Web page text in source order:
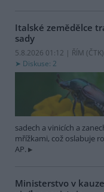
Italské zemědělce
sady
5.8.2026 01:12 | ŘÍM (ČTK)
Diskuse: 2
sadech a vinicích a
mřížkami, což oslabuje
AP.
Ministerstvo v